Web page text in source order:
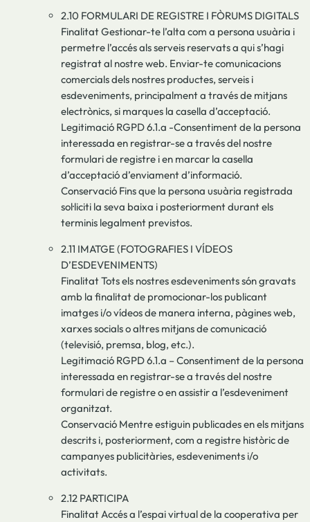
2.10 FORMULARI DE REGISTRE I FÒRUMS DIGITALS
Finalitat Gestionar-te l’alta com a persona usuària i
permetre l’accés als serveis reservats a qui s’hagi
registrat al nostre web. Enviar-te comunicacions
comercials dels nostres productes, serveis i
esdeveniments, principalment a través de mitjans
electrònics, si marques la casella d’acceptació.
Legitimació RGPD 6.1.a -Consentiment de la persona
interessada en registrar-se a través del nostre
formulari de registre i en marcar la casella
d’acceptació d’enviament d’informació.
Conservació Fins que la persona usuària registrada
sol·liciti la seva baixa i posteriorment durant els
terminis legalment previstos.
2.11 IMATGE (FOTOGRAFIES I VÍDEOS
D’ESDEVENIMENTS)
Finalitat Tots els nostres esdeveniments són gravats
amb la finalitat de promocionar-los publicant
imatges i/o vídeos de manera interna, pàgines web,
xarxes socials o altres mitjans de comunicació
(televisió, premsa, blog, etc.).
Legitimació RGPD 6.1.a – Consentiment de la persona
interessada en registrar-se a través del nostre
formulari de registre o en assistir a l’esdeveniment
organitzat.
Conservació Mentre estiguin publicades en els mitjans
descrits i, posteriorment, com a registre històric de
campanyes publicitàries, esdeveniments i/o
activitats.
2.12 PARTICIPA
Finalitat Accés a l’espai virtual de la cooperativa per